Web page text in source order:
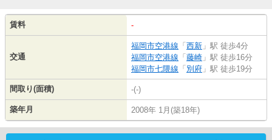
賃料 -
交通
福岡市空港線 「 西新 」駅 徒歩4分
福岡市空港線 「 藤崎 」駅 徒歩16分
福岡市七隈線 「 別府 」駅 徒歩19分
間取り(面積) -(-)
築年月 2008年 1月(築18年)